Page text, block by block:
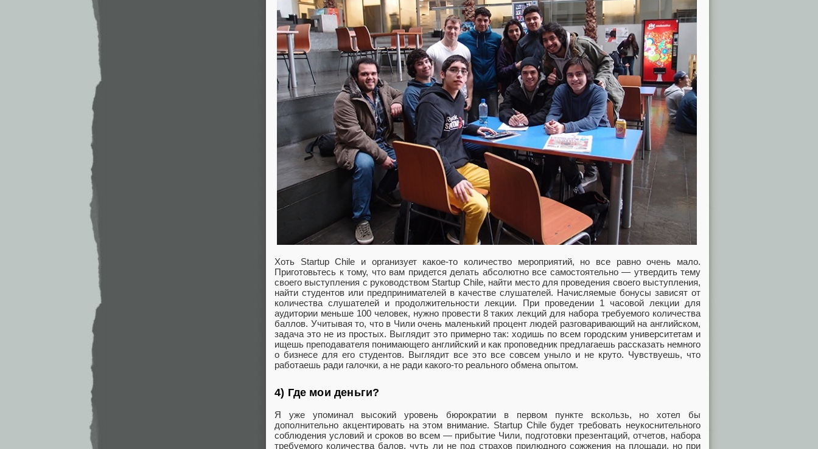
Хоть Startup Chile и организует какое-то количество мероприятий, но все равно очень мало.
Приготовьтесь к тому, что вам придется делать абсолютно все самостоятельно — утвердить тему
своего выступления с руководством Startup Chile, найти место для проведения своего выступления,
найти студентов или предпринимателей в качестве слушателей. Начисляемые бонусы зависят от
количества слушателей и продолжительности лекции. При проведении 1 часовой лекции для
аудитории меньше 100 человек, нужно провести 8 таких лекций для набора требуемого количества
баллов. Учитывая то, что в Чили очень маленький процент людей разговаривающий на английском,
задача это не из простых. Выглядит это примерно так: ходишь по всем городским университетам и
ищешь преподавателя понимающего английский и как проповедник предлагаешь рассказать немного
о бизнесе для его студентов. Выглядит все это все совсем уныло и не круто. Чувствуешь, что
работаешь ради галочки, а не ради какого-то реального обмена опытом.
4) Где мои деньги?
Я уже упоминал высокий уровень бюрократии в первом пункте вскользь, но хотел бы
дополнительно акцентировать на этом внимание. Startup Chile будет требовать неукоснительного
соблюдения условий и сроков во всем — прибытие Чили, подготовки презентаций, отчетов, набора
требуемого количества балов, чуть ли не под страхов прилюдного сожжения на площади, но при